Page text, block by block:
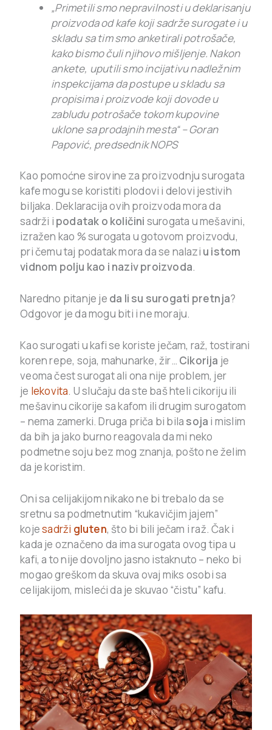
„Primetili smo nepravilnosti u deklarisanju
proizvoda od kafe koji sadrže surogate i u
skladu sa tim smo anketirali potrošače,
kako bismo čuli njihovo mišljenje. Nakon
ankete, uputili smo incijativu nadležnim
inspekcijama da postupe u skladu sa
propisima i proizvode koji dovode u
zabludu potrošače tokom kupovine
uklone sa prodajnih mesta“ – Goran
Papović, predsednik NOPS
Kao pomoćne sirovine za proizvodnju surogata
kafe mogu se koristiti plodovi i delovi jestivih
biljaka. Deklaracija ovih proizvoda mora da
sadrži i podatak o količini surogata u mešavini,
izražen kao % surogata u gotovom proizvodu,
pri čemu taj podatak mora da se nalazi u istom
vidnom polju kao i naziv proizvoda.
Naredno pitanje je da li su surogati pretnja?
Odgovor je da mogu biti i ne moraju.
Kao surogati u kafi se koriste ječam, raž, tostirani
koren repe, soja, mahunarke, žir… Cikorija je
veoma čest surogat ali ona nije problem, jer
je lekovita. U slučaju da ste baš hteli cikoriju ili
mešavinu cikorije sa kafom ili drugim surogatom
– nema zamerki. Druga priča bi bila soja i mislim
da bih ja jako burno reagovala da mi neko
podmetne soju bez mog znanja, pošto ne želim
da je koristim.
Oni sa celijakijom nikako ne bi trebalo da se
sretnu sa podmetnutim “kukavičjim jajem”
kojesadrži gluten, što bi bili ječam i raž. Čak i
kada je označeno da ima surogata ovog tipa u
kafi, a to nije dovoljno jasno istaknuto – neko bi
mogao greškom da skuva ovaj miks osobi sa
celijakijom, misleći da je skuvao “čistu” kafu.